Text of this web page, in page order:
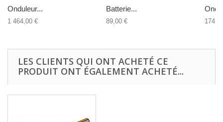
Onduleur...
1 464,00 €
Batterie...
89,00 €
LES CLIENTS QUI ONT ACHETÉ CE
PRODUIT ONT ÉGALEMENT ACHETÉ...